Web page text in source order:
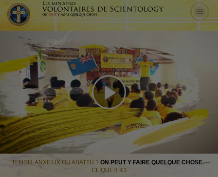
Play
Video
TENDU, ANXIEUX OU ABATTU ? ON PEUT Y FAIRE QUELQUE CHOSE.—
CLIQUER ICI